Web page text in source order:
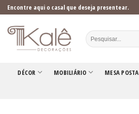
Skip
to
content
Encontre aqui o casal que deseja presentear.
DÉCOR MOBILIÁRIO MESA POSTA